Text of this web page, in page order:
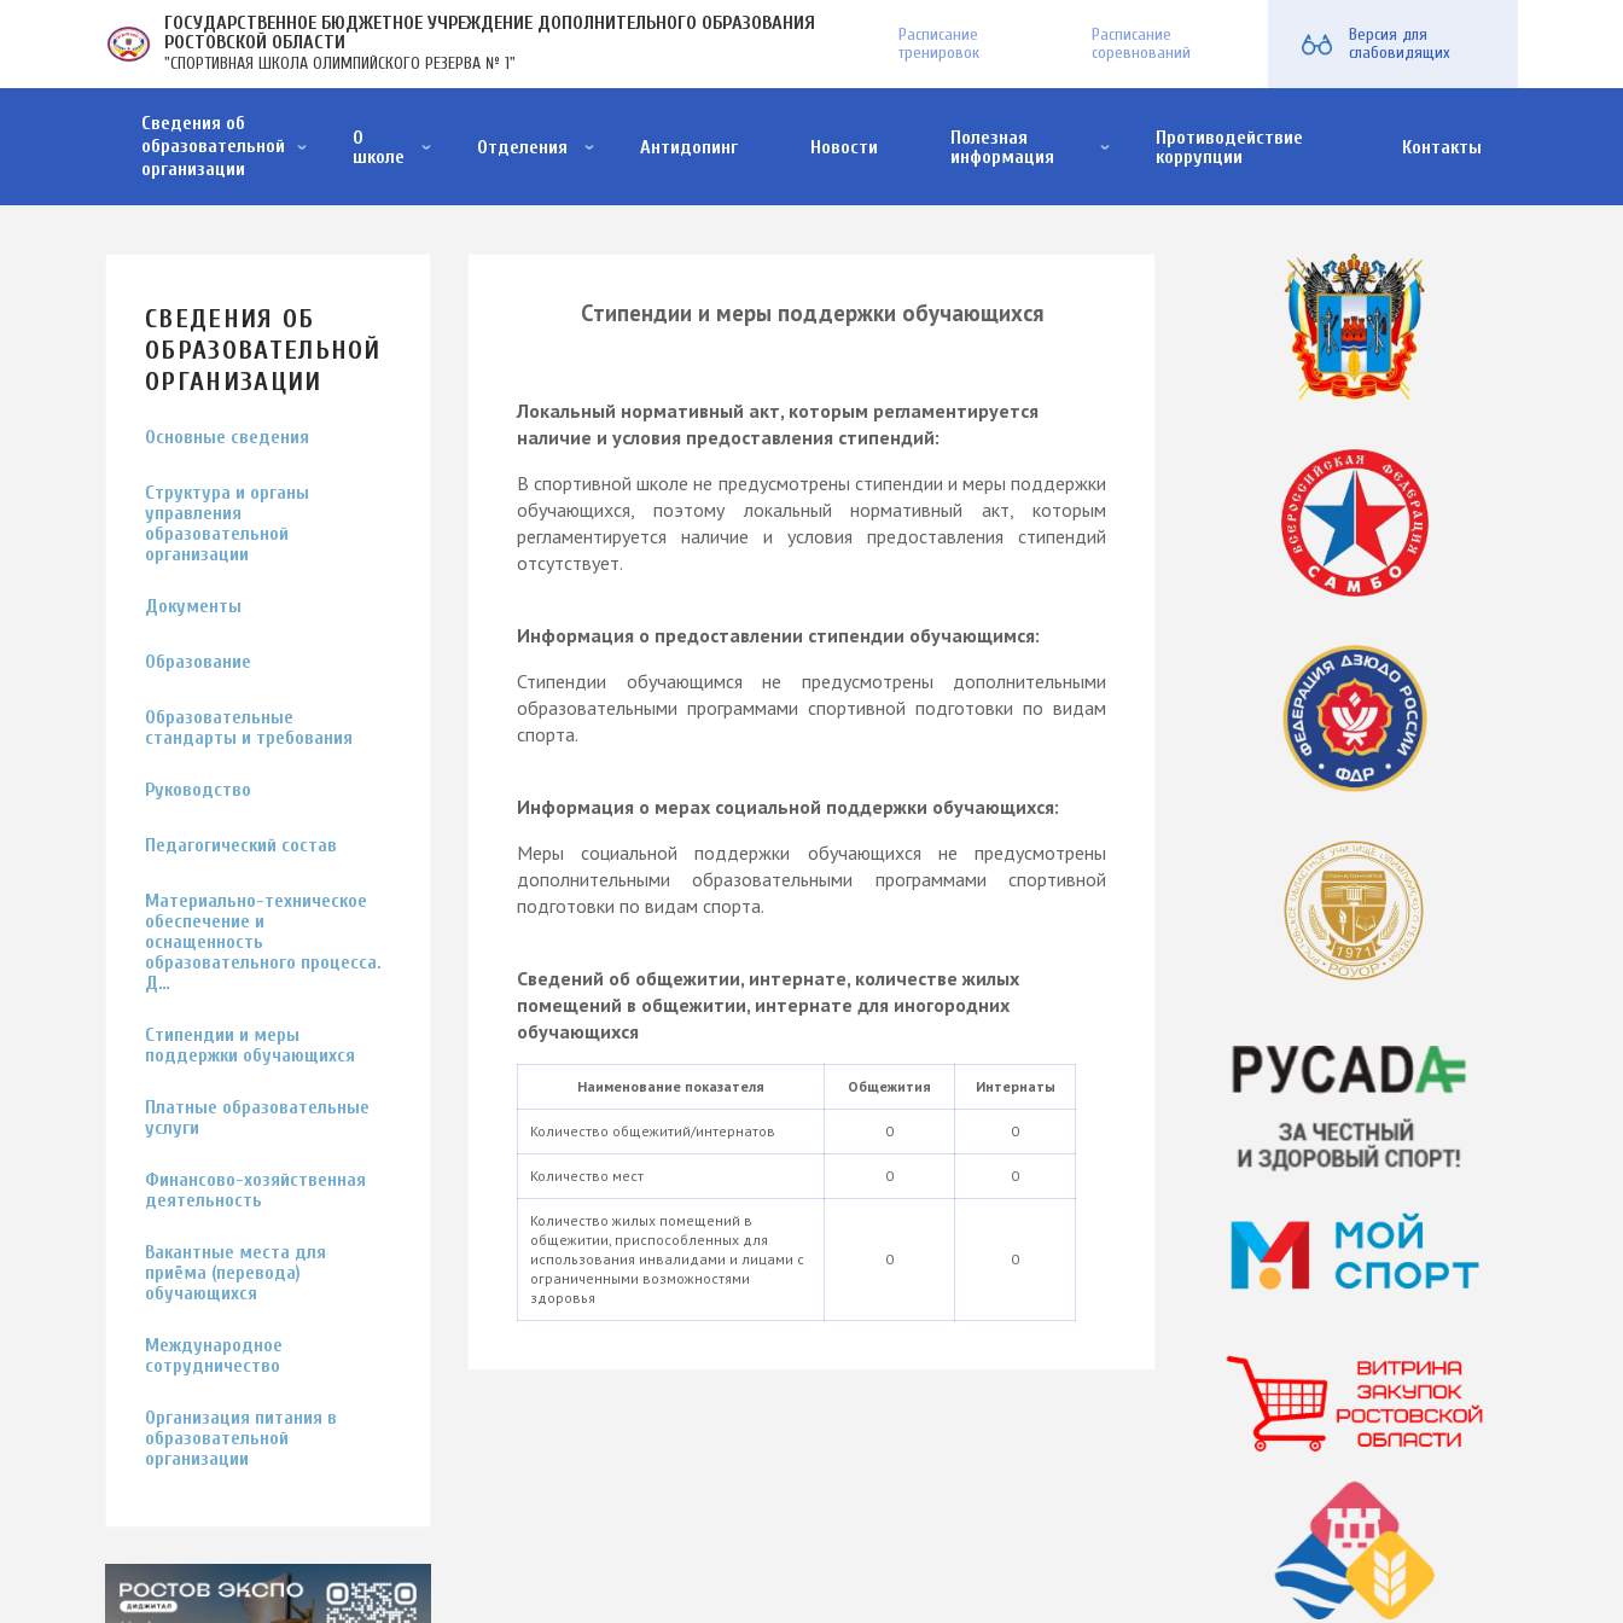
содержанию
ГОСУДАРСТВЕННОЕ БЮДЖЕТНОЕ УЧРЕЖДЕНИЕ ДОПОЛНИТЕЛЬНОГО ОБРАЗОВАНИЯ
РОСТОВСКОЙ ОБЛАСТИ
"СПОРТИВНАЯ ШКОЛА ОЛИМПИЙСКОГО РЕЗЕРВА № 1"
Расписание
тренировок
Расписание
соревнований
Версия для
слабовидящих
НАВИГАЦИЯ
Сведения об
образовательной
организации
О
школе
Отделения Антидопинг Новости
Полезная
информация
Противодействие
коррупции
Контакты
Стипендии и меры поддержки обучающихся
Локальный нормативный акт, которым регламентируется
наличие и условия предоставления стипендий:
В спортивной школе не предусмотрены стипендии и меры поддержки
обучающихся, поэтому локальный нормативный акт, которым
регламентируется наличие и условия предоставления стипендий
отсутствует.
Информация о предоставлении стипендии обучающимся:
Стипендии обучающимся не предусмотрены дополнительными
образовательными программами спортивной подготовки по видам
спорта.
Информация о мерах социальной поддержки обучающихся:
Меры социальной поддержки обучающихся не предусмотрены
дополнительными образовательными программами спортивной
подготовки по видам спорта.
Сведений об общежитии, интернате, количестве жилых
помещений в общежитии, интернате для иногородних
обучающихся
Наименование показателя Общежития Интернаты
Количество общежитий/интернатов 0 0
Количество мест 0 0
Количество жилых помещений в
общежитии, приспособленных для
использования инвалидами и лицами с
ограниченными возможностями
здоровья
0 0
СВЕДЕНИЯ ОБ
ОБРАЗОВАТЕЛЬНОЙ
ОРГАНИЗАЦИИ
Основные сведения
Структура и органы
управления
образовательной
организации
Документы
Образование
Образовательные
стандарты и требования
Руководство
Педагогический состав
Материально-техническое
обеспечение и
оснащенность
образовательного процесса.
Д…
Стипендии и меры
поддержки обучающихся
Платные образовательные
услуги
Финансово-хозяйственная
деятельность
Вакантные места для
приёма (перевода)
обучающихся
Международное
сотрудничество
Организация питания в
образовательной
организации